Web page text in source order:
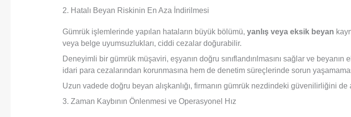
2. Hatalı Beyan Riskinin En Aza İndirilmesi
Gümrük işlemlerinde yapılan hataların büyük bölümü, yanlış veya eksik beyan
veya belge uyumsuzlukları, ciddi cezalar doğurabilir.
Deneyimli bir gümrük müşaviri, eşyanın doğru sınıflandırılmasını sağlar ve
idari para cezalarından korunmasına hem de denetim süreçlerinde sorun
Uzun vadede doğru beyan alışkanlığı, firmanın gümrük nezdindeki güvenilirliğini de
3. Zaman Kaybının Önlenmesi ve Operasyonel Hız